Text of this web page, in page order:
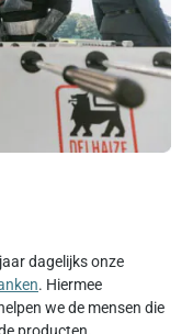
dagelijks onze
. Hiermee
we de mensen die